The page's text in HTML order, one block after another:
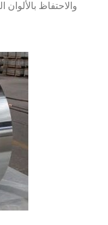
والاحتفاظ